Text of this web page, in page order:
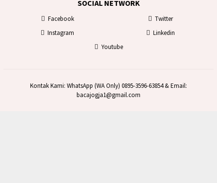
SOCIAL NETWORK
Facebook
Twitter
Instagram
Linkedin
Youtube
Kontak Kami: WhatsApp (WA Only) 0895-3596-63854 & Email:
bacajogja1@gmail.com